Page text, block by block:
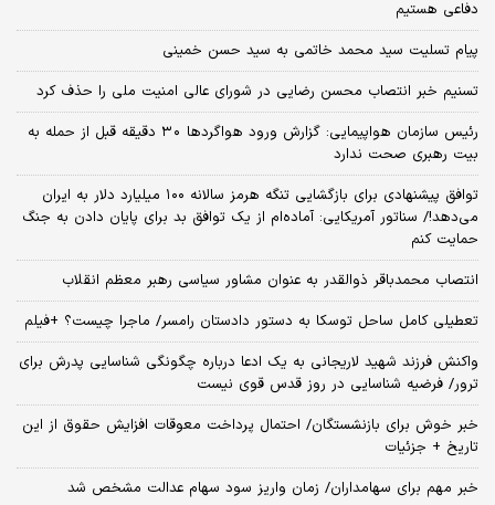
دفاعی هستیم
پیام تسلیت سید محمد خاتمی به سید حسن خمینی
تسنیم خبر انتصاب محسن رضایی در شورای عالی امنیت ملی را حذف کرد
رئیس سازمان هواپیمایی: گزارش ورود هواگردها ٣٠ دقیقه قبل از حمله به
بیت رهبری صحت ندارد
توافق پیشنهادی برای بازگشایی تنگه هرمز سالانه ۱۰۰ میلیارد دلار به ایران
می‌دهد!/ سناتور آمریکایی: آماده‌ام از یک توافق بد برای پایان دادن به جنگ
حمایت کنم
انتصاب محمدباقر ذوالقدر به عنوان مشاور سیاسی رهبر معظم انقلاب
تعطیلی کامل ساحل توسکا به دستور دادستان رامسر/ ماجرا چیست؟ +فیلم
واکنش فرزند شهید لاریجانی به یک ادعا درباره چگونگی شناسایی پدرش برای
ترور/ فرضیه شناسایی در روز قدس قوی نیست
خبر خوش برای بازنشستگان/ احتمال پرداخت معوقات افزایش حقوق از این
تاریخ + جزئیات
خبر مهم برای سهامداران/ زمان واریز سود سهام عدالت مشخص شد